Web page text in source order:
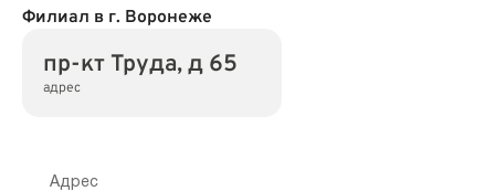
Филиал в г. Воронеже
пр-кт Труда, д 65
адрес
Адрес